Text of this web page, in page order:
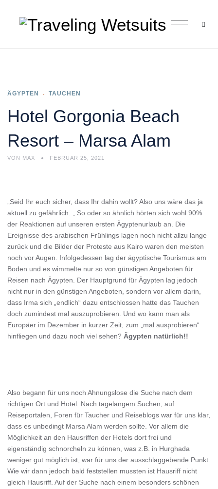
ÄGYPTEN TAUCHEN
Hotel Gorgonia Beach
Resort – Marsa Alam
VON MAX FEBRUAR 25, 2021
„Seid Ihr euch sicher, dass Ihr dahin wollt? Also uns wäre das ja
aktuell zu gefährlich. „ So oder so ähnlich hörten sich wohl 90%
der Reaktionen auf unseren ersten Ägyptenurlaub an. Die
Ereignisse des arabischen Frühlings lagen noch nicht allzu lange
zurück und die Bilder der Proteste aus Kairo waren den meisten
noch vor Augen. Infolgedessen lag der ägyptische Tourismus am
Boden und es wimmelte nur so von günstigen Angeboten für
Reisen nach Ägypten. Der Hauptgrund für Ägypten lag jedoch
nicht nur in den günstigen Angeboten, sondern vor allem darin,
dass Irma sich „endlich“ dazu entschlossen hatte das Tauchen
doch zumindest mal auszuprobieren. Und wo kann man als
Europäer im Dezember in kurzer Zeit, zum „mal ausprobieren“
hinfliegen und dazu noch viel sehen? Ägypten natürlich!!
Also begann für uns noch Ahnungslose die Suche nach dem
richtigen Ort und Hotel. Nach tagelangem Suchen, auf
Reiseportalen, Foren für Taucher und Reiseblogs war für uns klar,
dass es unbedingt Marsa Alam werden sollte. Vor allem die
Möglichkeit an den Hausriffen der Hotels dort frei und
eigenständig schnorcheln zu können, was z.B. in Hurghada
weniger gut möglich ist, war für uns der ausschlaggebende Punkt.
Wie wir dann jedoch bald feststellen mussten ist Hausriff nicht
gleich Hausriff. Auf der Suche nach einem besonders schönen